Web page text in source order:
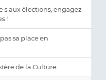
aux élections, engagez-
!
sa place en
de la Culture